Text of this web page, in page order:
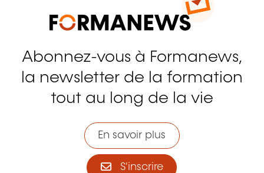
Abonnez-vous à Formanews,
la newsletter de la formation
tout au long de la vie
En savoir plus
S'inscrire